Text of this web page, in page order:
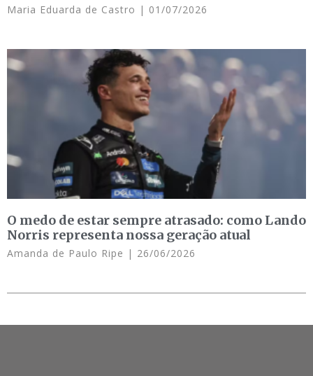
Maria Eduarda de Castro 01/07/2026
O medo de estar sempre atrasado: como Lando
Norris representa nossa geração atual
Amanda de Paulo Ripe 26/06/2026